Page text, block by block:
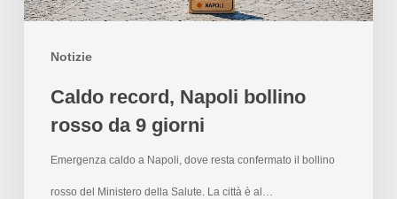
Notizie
Caldo record, Napoli bollino
rosso da 9 giorni
Emergenza caldo a Napoli, dove resta confermato il bollino
rosso del Ministero della Salute. La città è al…